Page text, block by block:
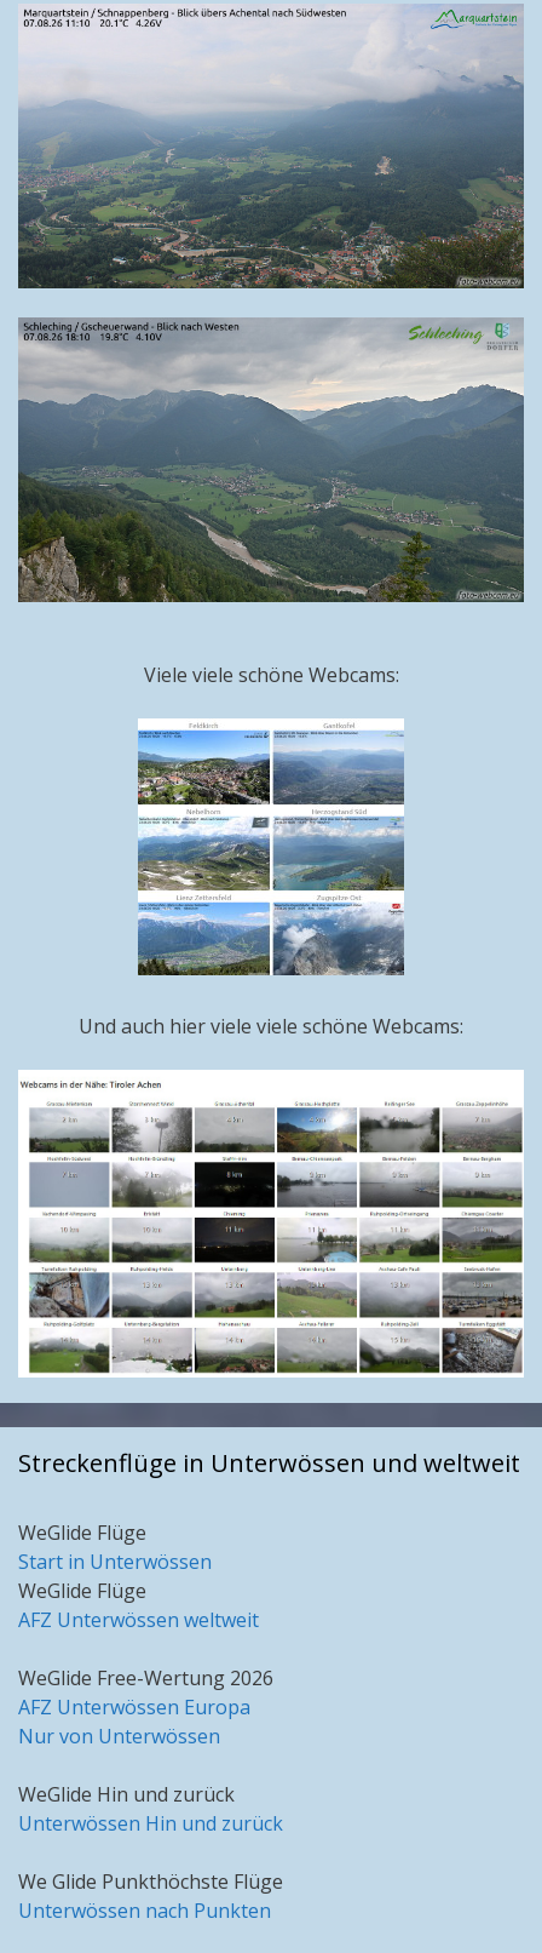
Viele viele schöne Webcams:
Und auch hier viele viele schöne Webcams:
Streckenflüge in Unterwössen und weltweit
WeGlide Flüge
Start in Unterwössen
WeGlide Flüge
AFZ Unterwössen weltweit
WeGlide Free-Wertung 2026
AFZ Unterwössen Europa
Nur von Unterwössen
WeGlide Hin und zurück
Unterwössen Hin und zurück
We Glide Punkthöchste Flüge
Unterwössen nach Punkten